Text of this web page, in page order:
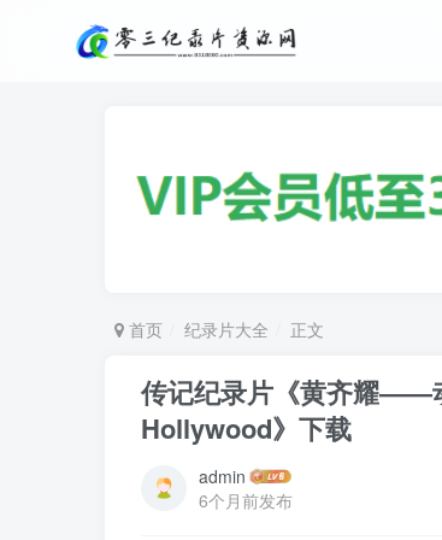
首页 纪录片大全 正文
传记纪录片《黄齐耀——
Hollywood》下载
admin
6个月前发布